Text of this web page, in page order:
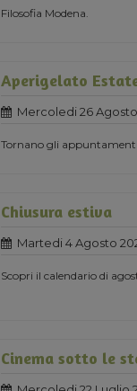
Filosofia Modena.
Aperigelato
Mercoledi 26
Tornano gli
Chiusura estiva
Martedi 4 Agosto
Scopri il calendario di
Cinema sotto le